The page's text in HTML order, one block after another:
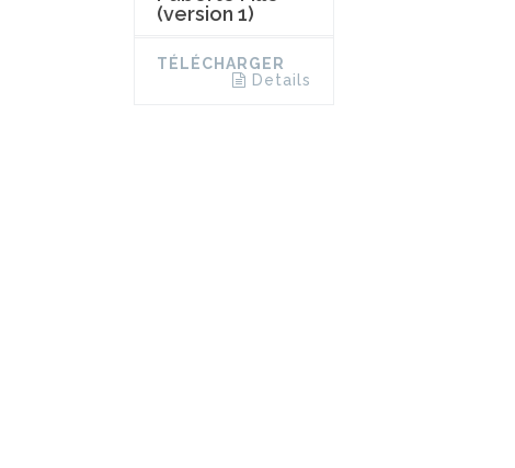
(version 1)
TÉLÉCHARGER
Details